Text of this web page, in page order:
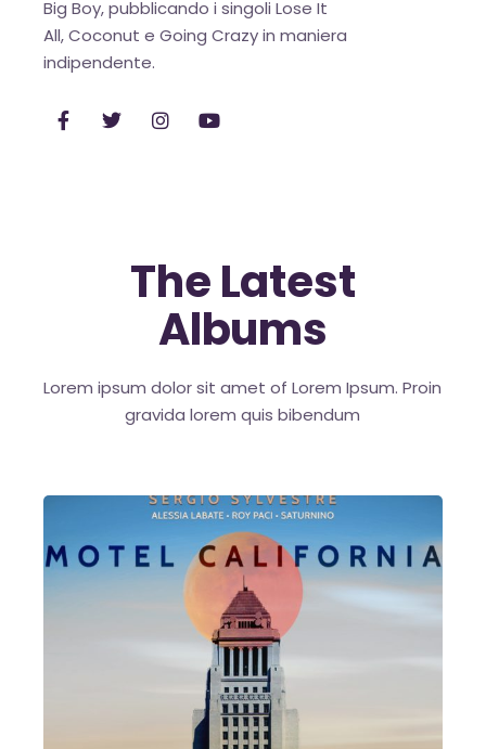
European Commission |
Cookies Policy
Big Boy, pubblicando i singoli Lose It
All, Coconut e Going Crazy in maniera
indipendente.
The Latest
Albums
Lorem ipsum dolor sit amet of Lorem Ipsum. Proin
gravidalorem quis bibendum